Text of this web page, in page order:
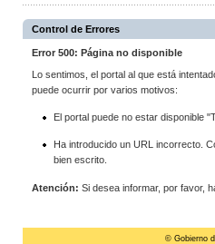
Control de Errores
Error 500: Página no disponible
Lo sentimos, el portal al que está
puede ocurrir por varios motivos:
El portal puede no estar disponible
Ha introducido un URL incorrecto.
bien escrito.
Atención: Si desea informar, por favor,
© Gobierno